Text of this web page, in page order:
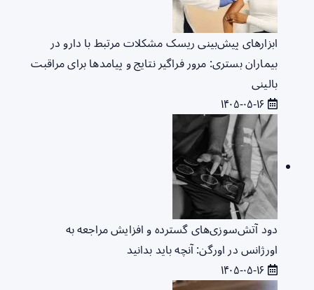
ابزارهای پیش‌بینی ریسک مشکلات مرتبط با دارو در
بیماران بستری: مرور فراگیر نتایج و پیامدها برای مراقبت
بالینی
دود آتش‌سوزی‌های گسترده و افزایش مراجعه به
اورژانس در اورگن: آنچه باید بدانید